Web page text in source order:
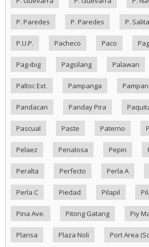
P. Paredes P. Paredes P. Salita
P.U.P. Pacheco Paco
Pag-ibig Pagsilang Palawan
Paltoc Ext. Pampanga
Pandacan Panday Pira
Pascual Paste Paterno
Pelaez Penalosa Pepin
Peralta Perfecto Perla A
Perla C Piedad Pilapil
Pina Ave. Pitong Gatang Piy
Plansa Plaza Noli Port Area